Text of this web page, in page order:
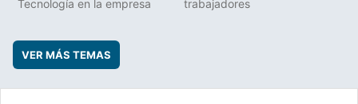
Tecnología en la empresa trabajadores
VER MÁS TEMAS